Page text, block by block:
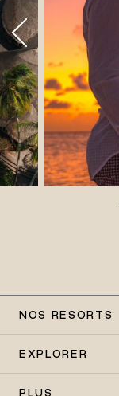
NOS RESORTS
EXPLORER
PLUS